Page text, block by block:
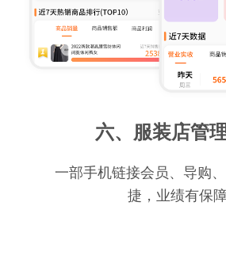
六、服装店管
一部手机链接会员、导购
捷，业绩有保